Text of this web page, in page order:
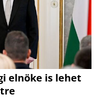
elnöke is lehet